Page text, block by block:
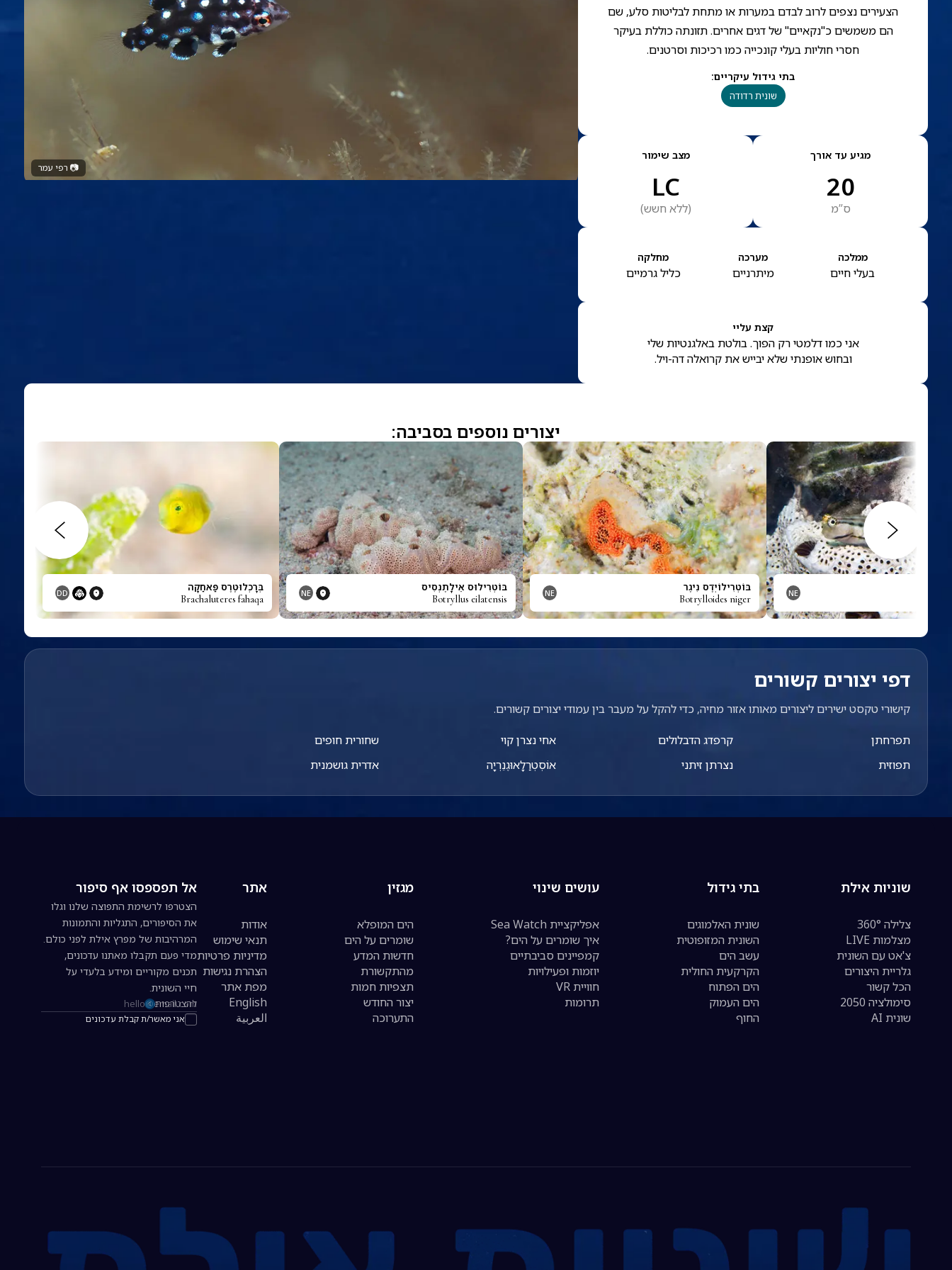
📷 רפי עמר
הצעירים נצפים לרוב לבדם במערות או מתחת לבליטות סלע, שם
הם משמשים כ"נקאיים" של דגים אחרים. תזונתה כוללת בעיקר
חסרי חוליות בעלי קונכייה כמו רכיכות וסרטנים.
בתי גידול עיקריים:
שונית רדודה
מגיע עד אורך
20
ס”מ
מצב שימור
LC
(ללא חשש)
ממלכה
בעלי חיים
מערכה
מיתרניים
מחלקה
כליל גרמיים
קצת עליי
אני כמו דלמטי רק הפוך. בולטת באלגנטיות שלי
ובחוש אופנתי שלא יבייש את קרואלה דה-ויל.
יצורים נוספים בסביבה:
NE בּוֹטְרִילוֹיְדֶס נִיגֶר
Botrylloides niger
NE בּוֹטְרִילוּס אֵילָתֶנְסִיס
Botryllus eilatensis
NE בְּרָכְלוּטֶרֶס פַּאחַקָה
Brachaluteres fahaqa
DD
דפי יצורים קשורים
קישורי טקסט ישירים ליצורים מאותו אזור מחיה, כדי להקל על מעבר בין עמודי יצורים קשורים.
תפרחתן
תפוזית
קרפדג הדבלולים
נצרתן זיתני
אחי נצרן קוי
אוֹסְטְרַלָאוּגֶנֵרְיָה
שחורית חופים
אדרית גושמנית
שוניות אילת
צלילה 360°
מצלמות LIVE
צ'אט עם השונית
גלריית היצורים
הכל קשור
סימולציה 2050
שונית AI
בתי גידול
שונית האלמוגים
השונית המזופוטית
עשב הים
הקרקעית החולית
הים הפתוח
הים העמוק
החוף
עושים שינוי
אפליקציית Sea Watch
איך שומרים על הים?
קמפיינים סביבתיים
יוזמות ופעילויות
חוויית VR
תרומות
מגזין
הים המופלא
שומרים על הים
חדשות המדע
מהתקשורת
תצפיות חמות
יצור החודש
התערוכה
אתר
אודות
תנאי שימוש
מדיניות פרטיות
הצהרת נגישות
מפת אתר
English
العربية
אל תפספסו אף סיפור
הצטרפו לרשימת התפוצה שלנו וגלו
את הסיפורים, התגליות והתמונות
המרהיבות של מפרץ אילת לפני כולם.
מדי פעם תקבלו מאתנו עדכונים,
תכנים מקוריים ומידע בלעדי על
חיי השונית.
כתובת אימייל להרשמה לניוזלטר
אני מאשר/ת קבלת עדכונים
להצטרפות